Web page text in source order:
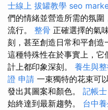
士線上 拔罐教學 seo
們的情緒並營造所需的氛
流行。 整骨 正確選擇的氣
刻，甚至創造日常和平創
這種特殊性在於事實上，
計上都印象深刻。 養生與
證 申請 一束獨特的花束可
發出其圖案和顏色。 記帳
始終達到最新趨勢。 台中